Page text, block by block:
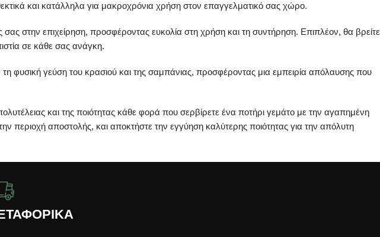
και κατάλληλα για μακροχρόνια χρήση στον επαγγελματικό σας χώρο.
στην επιχείρηση, προσφέροντας ευκολία στη χρήση και τη συντήρηση. Επιπλέον, θα βρείτε
σε κάθε σας ανάγκη.
φυσική γεύση του κρασιού και της σαμπάνιας, προσφέροντας μια εμπειρία απόλαυσης που
και της ποιότητας κάθε φορά που σερβίρετε ένα ποτήρι γεμάτο με την αγαπημένη
αποστολής, και αποκτήστε την εγγύηση καλύτερης ποιότητας για την απόλυτη